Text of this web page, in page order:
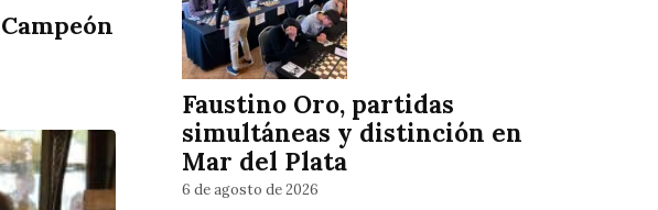
Faustino Oro, partidas
simultáneas y distinción en
Mar del Plata
6 de agosto de 2026